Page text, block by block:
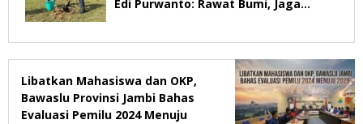
Edi Purwanto: Rawat Bumi, Jaga
Libatkan Mahasiswa dan OKP,
Bawaslu Provinsi Jambi Bahas
Evaluasi Pemilu 2024 Menuju